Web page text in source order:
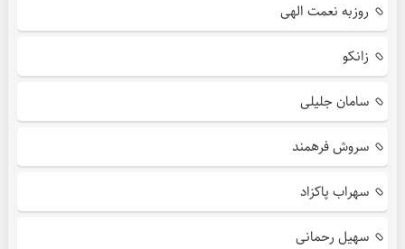
روزبه نعمت الهی
زانکو
سامان جلیلی
سروش فرهمند
سهراب پاکزاد
سهیل رحمانی